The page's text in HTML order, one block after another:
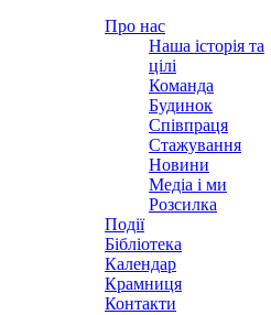
Про нас
Наша історія та
цілі
Команда
Будинок
Співпраця
Стажування
Новини
Медіа і ми
Розсилка
Події
Бібліотека
Календар
Крамниця
Контакти